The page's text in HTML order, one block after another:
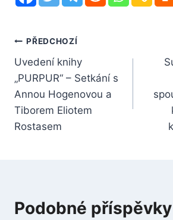
Navigace
pro
příspěvek
PŘEDCHOZÍ
Uvedení knihy
„PURPUR“ – Setkání s
Annou Hogenovou a
Tiborem Eliotem
Rostasem
Podobné příspěvky